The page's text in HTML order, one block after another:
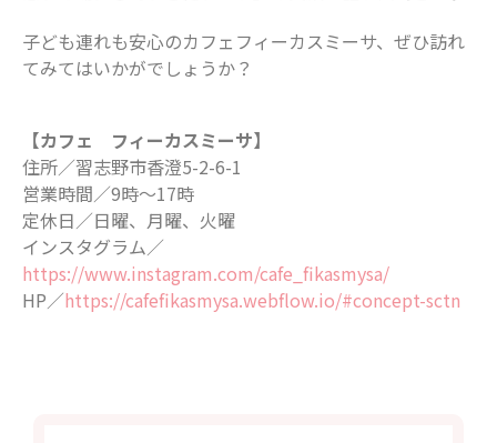
子ども連れも安心のカフェフィーカスミーサ、ぜひ訪れ
てみてはいかがでしょうか？
【カフェ フィーカスミーサ】
住所／習志野市香澄5-2-6-1
営業時間／9時～17時
定休日／日曜、月曜、火曜
インスタグラム／
https://www.instagram.com/cafe_fikasmysa/
HP／https://cafefikasmysa.webflow.io/#concept-sctn